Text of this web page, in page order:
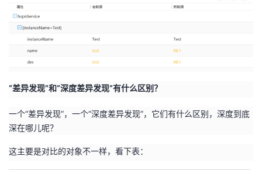
“差异发现”和“深度差异发现”有什么区别？
一个“差异发现”，一个“深度差异发现”，它们有什么区别，深度到底
深在哪儿呢？
这主要是对比的对象不一样，看下表：